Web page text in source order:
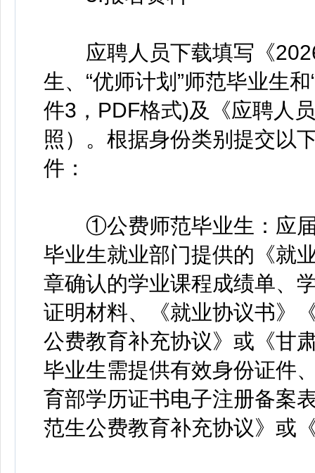
应聘人员下载填写《
生、“优师计划”师范毕业生
件3，PDF格式)及《应聘人
照）。根据身份类别提交以
件：
①公费师范毕业生：应届
毕业生就业部门提供的《就
章确认的学业课程成绩单、
证明材料、《就业协议书》
公费教育补充协议》或《甘
毕业生需提供有效身份证件
育部学历证书电子注册备案
范生公费教育补充协议》或